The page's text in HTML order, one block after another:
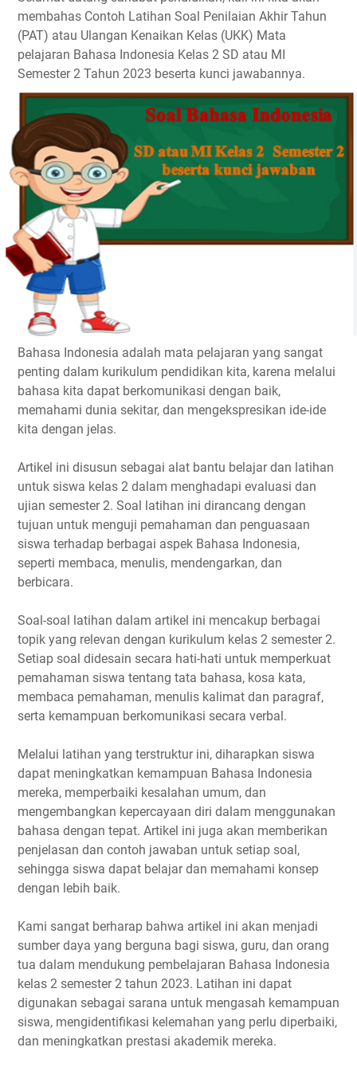
membahas Contoh Latihan Soal Penilaian Akhir Tahun
(PAT) atau Ulangan Kenaikan Kelas (UKK) Mata
pelajaran Bahasa Indonesia Kelas 2 SD atau MI
Semester 2 Tahun 2023 beserta kunci jawabannya.
Bahasa Indonesia adalah mata pelajaran yang sangat
penting dalam kurikulum pendidikan kita, karena melalui
bahasa kita dapat berkomunikasi dengan baik,
memahami dunia sekitar, dan mengekspresikan ide-ide
kita dengan jelas.
Artikel ini disusun sebagai alat bantu belajar dan latihan
untuk siswa kelas 2 dalam menghadapi evaluasi dan
ujian semester 2. Soal latihan ini dirancang dengan
tujuan untuk menguji pemahaman dan penguasaan
siswa terhadap berbagai aspek Bahasa Indonesia,
seperti membaca, menulis, mendengarkan, dan
berbicara.
Soal-soal latihan dalam artikel ini mencakup berbagai
topik yang relevan dengan kurikulum kelas 2 semester 2.
Setiap soal didesain secara hati-hati untuk memperkuat
pemahaman siswa tentang tata bahasa, kosa kata,
membaca pemahaman, menulis kalimat dan paragraf,
serta kemampuan berkomunikasi secara verbal.
Melalui latihan yang terstruktur ini, diharapkan siswa
dapat meningkatkan kemampuan Bahasa Indonesia
mereka, memperbaiki kesalahan umum, dan
mengembangkan kepercayaan diri dalam menggunakan
bahasa dengan tepat. Artikel ini juga akan memberikan
penjelasan dan contoh jawaban untuk setiap soal,
sehingga siswa dapat belajar dan memahami konsep
dengan lebih baik.
Kami sangat berharap bahwa artikel ini akan menjadi
sumber daya yang berguna bagi siswa, guru, dan orang
tua dalam mendukung pembelajaran Bahasa Indonesia
kelas 2 semester 2 tahun 2023. Latihan ini dapat
digunakan sebagai sarana untuk mengasah kemampuan
siswa, mengidentifikasi kelemahan yang perlu diperbaiki,
dan meningkatkan prestasi akademik mereka.